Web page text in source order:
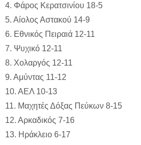
4. Φάρος Κερατσινίου 18-5
5. Αίολος Αστακού 14-9
6. Εθνικός Πειραιά 12-11
7. Ψυχικό 12-11
8. Χολαργός 12-11
9. Αμύντας 11-12
10. ΑΕΛ 10-13
11. Μαχητές Δόξας Πεύκων 8-15
12. Αρκαδικός 7-16
13. Ηράκλειο 6-17